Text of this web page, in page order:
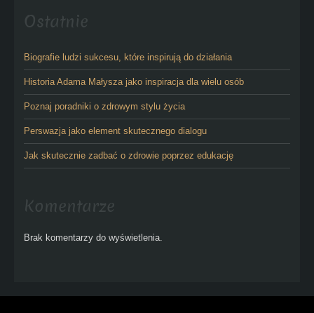
Ostatnie
Biografie ludzi sukcesu, które inspirują do działania
Historia Adama Małysza jako inspiracja dla wielu osób
Poznaj poradniki o zdrowym stylu życia
Perswazja jako element skutecznego dialogu
Jak skutecznie zadbać o zdrowie poprzez edukację
Komentarze
Brak komentarzy do wyświetlenia.